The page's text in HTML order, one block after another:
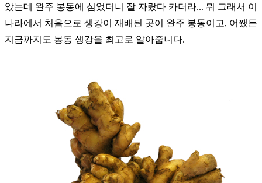
았는데 완주 봉동에 심었더니 잘 자랐다 카더라... 뭐 그래서 이
나라에서 처음으로 생강이 재배된 곳이 완주 봉동이고, 어쨌든
지금까지도 봉동 생강을 최고로 알아줍니다.